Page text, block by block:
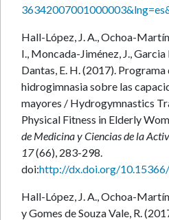
Hall-López, J. A., Ochoa-
I., Moncada-Jiménez, J.,
Dantas, E. H. (2017).
hidrogimnasia sobre las
mayores / Hydrogymnastics
Physical Fitness in Elderly
de Medicina y Ciencias de la
17(66), 283-298.
doi:http://dx.doi.org/
Hall-López, J. A., Ochoa-
y Gomes de Souza Vale, R.